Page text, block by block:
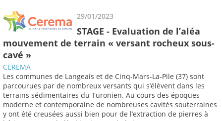
29/01/2023
STAGE - Evaluation de l’aléa
mouvement de terrain « versant rocheux sous-
cavé »
CEREMA
Les communes de Langeais et de Cinq-Mars-La-Pile (37) sont
parcourues par de nombreux versants qui s’élèvent dans les
terrains sédimentaires du Turonien. Au cours des époques
moderne et contemporaine de nombreuses cavités souterraines
y ont été creusées aussi bien pour de l’extraction de pierres à